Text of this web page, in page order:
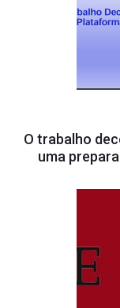
O trabalho
uma